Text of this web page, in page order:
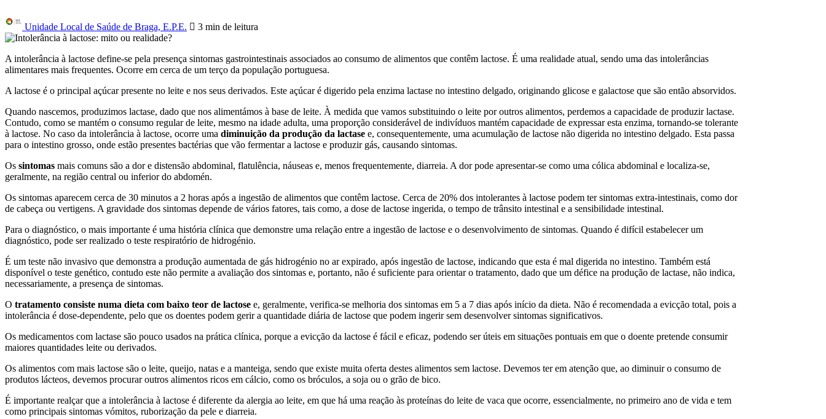
Unidade Local de Saúde de Braga, E.P.E. 3 min de leitura
A intolerância à lactose define-se pela presença sintomas gastrointestinais associados ao consumo de alimentos que contêm lactose. É uma realidade atual, sendo uma das intolerâncias
alimentares mais frequentes. Ocorre em cerca de um terço da população portuguesa.
A lactose é o principal açúcar presente no leite e nos seus derivados. Este açúcar é digerido pela enzima lactase no intestino delgado, originando glicose e galactose que são então absorvidos.
Quando nascemos, produzimos lactase, dado que nos alimentámos à base de leite. À medida que vamos substituindo o leite por outros alimentos, perdemos a capacidade de produzir lactase.
Contudo, como se mantém o consumo regular de leite, mesmo na idade adulta, uma proporção considerável de indivíduos mantém capacidade de expressar esta enzima, tornando-se tolerante
à lactose. No caso da intolerância à lactose, ocorre uma diminuição da produção da lactase e, consequentemente, uma acumulação de lactose não digerida no intestino delgado. Esta passa
para o intestino grosso, onde estão presentes bactérias que vão fermentar a lactose e produzir gás, causando sintomas.
Os sintomas mais comuns são a dor e distensão abdominal, flatulência, náuseas e, menos frequentemente, diarreia. A dor pode apresentar-se como uma cólica abdominal e localiza-se,
geralmente, na região central ou inferior do abdomén.
Os sintomas aparecem cerca de 30 minutos a 2 horas após a ingestão de alimentos que contêm lactose. Cerca de 20% dos intolerantes à lactose podem ter sintomas extra-intestinais, como dor
de cabeça ou vertigens. A gravidade dos sintomas depende de vários fatores, tais como, a dose de lactose ingerida, o tempo de trânsito intestinal e a sensibilidade intestinal.
Para o diagnóstico, o mais importante é uma história clínica que demonstre uma relação entre a ingestão de lactose e o desenvolvimento de sintomas. Quando é difícil estabelecer um
diagnóstico, pode ser realizado o teste respiratório de hidrogénio.
É um teste não invasivo que demonstra a produção aumentada de gás hidrogénio no ar expirado, após ingestão de lactose, indicando que esta é mal digerida no intestino. Também está
disponível o teste genético, contudo este não permite a avaliação dos sintomas e, portanto, não é suficiente para orientar o tratamento, dado que um défice na produção de lactase, não indica,
necessariamente, a presença de sintomas.
O tratamento consiste numa dieta com baixo teor de lactose e, geralmente, verifica-se melhoria dos sintomas em 5 a 7 dias após início da dieta. Não é recomendada a evicção total, pois a
intolerância é dose-dependente, pelo que os doentes podem gerir a quantidade diária de lactose que podem ingerir sem desenvolver sintomas significativos.
Os medicamentos com lactase são pouco usados na prática clínica, porque a evicção da lactose é fácil e eficaz, podendo ser úteis em situações pontuais em que o doente pretende consumir
maiores quantidades leite ou derivados.
Os alimentos com mais lactose são o leite, queijo, natas e a manteiga, sendo que existe muita oferta destes alimentos sem lactose. Devemos ter em atenção que, ao diminuir o consumo de
produtos lácteos, devemos procurar outros alimentos ricos em cálcio, como os bróculos, a soja ou o grão de bico.
É importante realçar que a intolerância à lactose é diferente da alergia ao leite, em que há uma reação às proteínas do leite de vaca que ocorre, essencialmente, no primeiro ano de vida e tem
como principais sintomas vómitos, ruborização da pele e diarreia.